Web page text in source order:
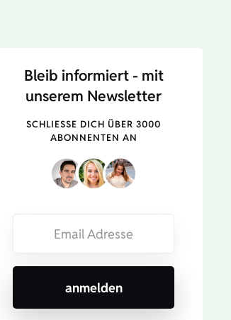
Bleib informiert - mit
unserem Newsletter
SCHLIESSE DICH ÜBER 3000 A
BONNENTEN AN